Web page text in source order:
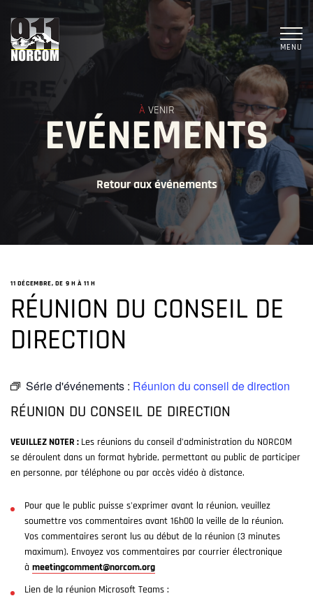
MENU
À VENIR
EVÉNEMENTS
Retour aux événements
11 DÉCEMBRE, DE 9 H À11 H
RÉUNION DU CONSEIL DE
DIRECTION
Série d'événements : Réunion du conseil de direction
RÉUNION DU CONSEIL DE DIRECTION
VEUILLEZ NOTER : Les réunions du conseil d'administration du NORCOM
se déroulent dans un format hybride, permettant au public de participer
en personne, par téléphone ou par accès vidéo à distance.
Pour que le public puisse s'exprimer avant la réunion, veuillez
soumettre vos commentaires avant 16h00 la veille de la réunion.
Vos commentaires seront lus au début de la réunion (3 minutes
maximum). Envoyez vos commentaires par courrier électronique
à meetingcomment@norcom.org
Lien de la réunion Microsoft Teams :